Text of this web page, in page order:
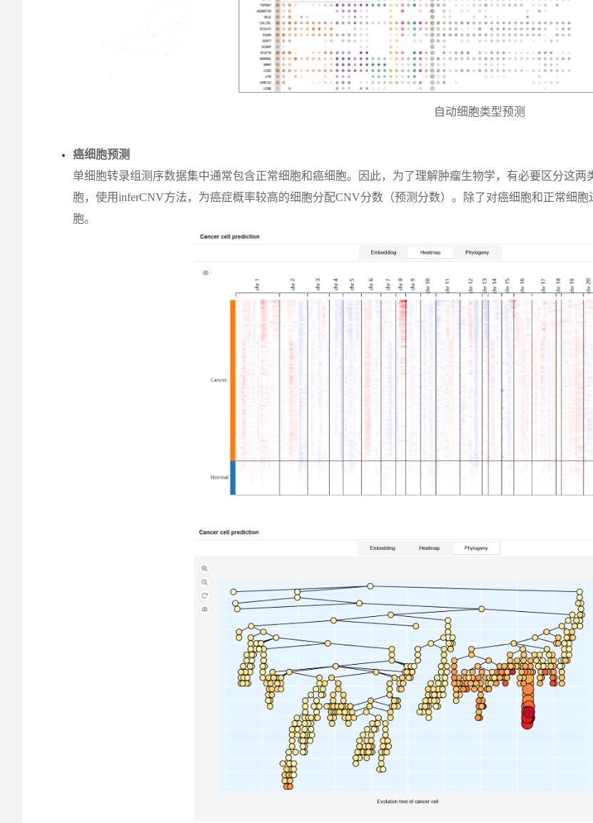
自动细胞类型预测
癌细胞预测
单细胞转录组测序数据集中通常包含正常细胞和癌细胞。因此，为了理解肿瘤生物学，有必要区分这两
胞，使用inferCNV方法，为癌症概率较高的细胞分配CNV分数（预测分数）。除了对癌细胞和正常细
胞。